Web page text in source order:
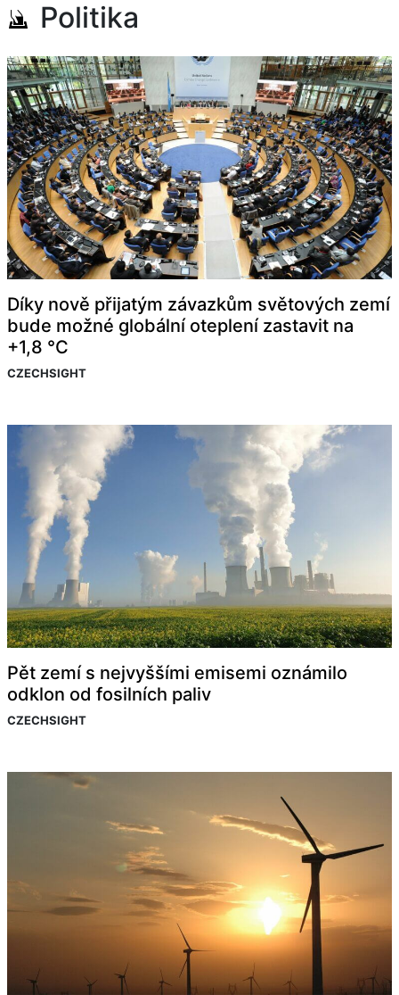
Politika
Díky nově přijatým závazkům světových zemí
bude možné globální oteplení zastavit na
+1,8 °C
CZECHSIGHT
Pět zemí s nejvyššími emisemi oznámilo
odklon od fosilních paliv
CZECHSIGHT